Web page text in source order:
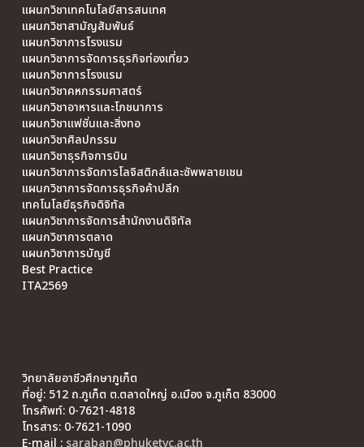
แผนกวิชาเทคโนโลยีสารสนเทศ
แผนกวิชาสามัญสัมพันธ์
แผนกวิชาการโรงแรม
แผนกวิชาการจัดการธุรกิจท่องเที่ยว
แผนกวิชาการโรงแรม
แผนกวิชาคหกรรมศาสตร์
แผนกวิชาอาหารและโภชนาการ
แผนกวิชาแฟชั่นและสิ่งทอ
แผนกวิชาศิลปกรรม
แผนกวิชาธุรกิจการบิน
แผนกวิชาการจัดการโลจิสติกส์และซัพพลายเชน
แผนกวิชาการจัดการธุรกิจค้าปลีก
เทคโนโลยีธุรกิจดิจิทัล
แผนกวิชาการจัดการสำนักงานดิจิทัล
แผนกวิชาการตลาด
แผนกวิชาการบัญชี
Best Practice
ITA2569
วิทยาลัยอาชีวศึกษาภูเก็ต
ที่อยู่: 512 ถ.ภูเก็ต ต.ตลาดใหญ่ อ.เมือง จ.ภูเก็ต 83000
โทรศัพท์: 0-7621-4818
โทรสาร: 0-7621-1090
E-mail : saraban@phuketvc.ac.th